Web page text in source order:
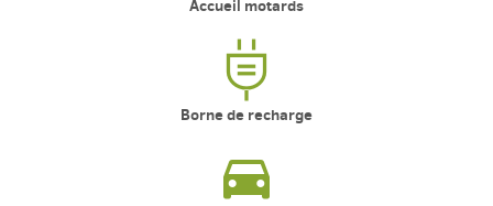
Accueil motards
Borne de recharge